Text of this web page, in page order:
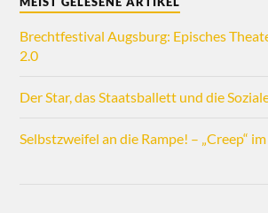
Brechtfestival Augsburg: Episches
2.0
Der Star, das Staatsballett und die
Selbstzweifel an die Rampe! – „Creep“